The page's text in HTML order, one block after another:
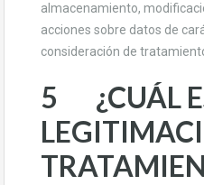
almacenamiento,
acciones sobre datos de
consideración de
5 ¿CUÁL